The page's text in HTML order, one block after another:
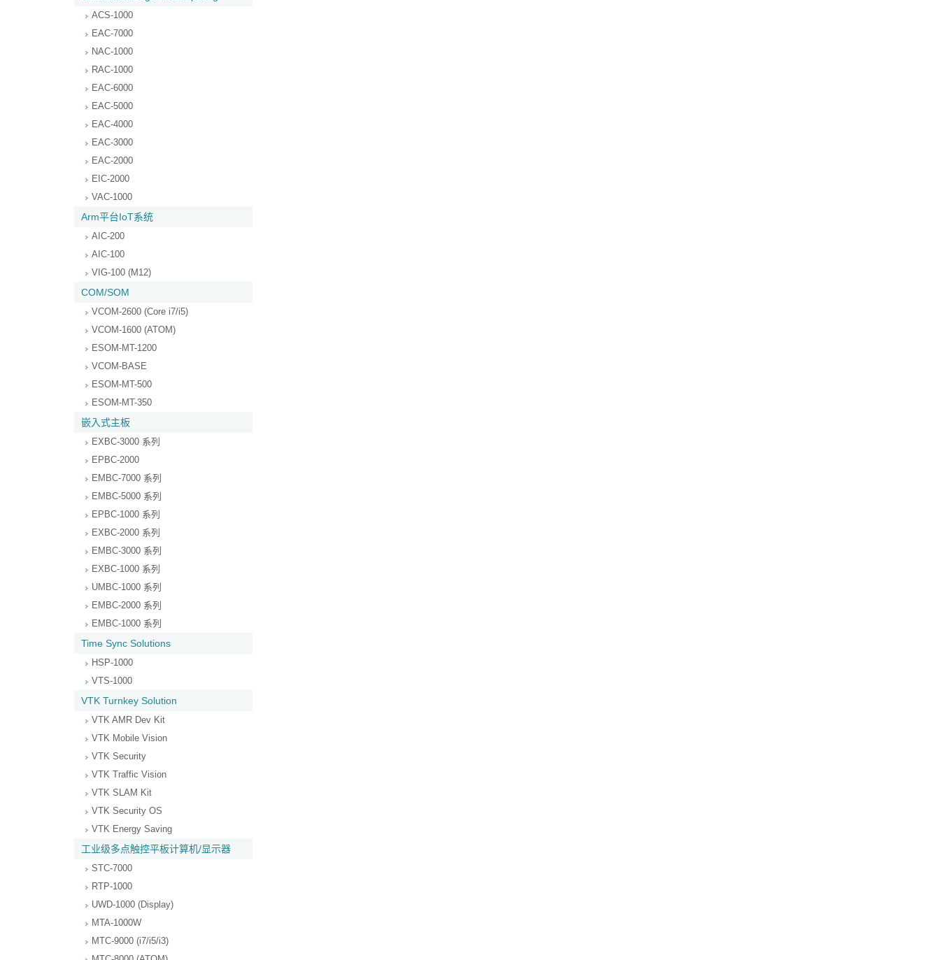
ACS-1000
EAC-7000
NAC-1000
RAC-1000
EAC-6000
EAC-5000
EAC-4000
EAC-3000
EAC-2000
EIC-2000
VAC-1000
Arm平台IoT系统
AIC-200
AIC-100
VIG-100 (M12)
COM/SOM
VCOM-2600 (Core i7/i5)
VCOM-1600 (ATOM)
ESOM-MT-1200
VCOM-BASE
ESOM-MT-500
ESOM-MT-350
嵌入式主板
EXBC-3000 系列
EPBC-2000
EMBC-7000 系列
EMBC-5000 系列
EPBC-1000 系列
EXBC-2000 系列
EMBC-3000 系列
EXBC-1000 系列
UMBC-1000 系列
EMBC-2000 系列
EMBC-1000 系列
Time Sync Solutions
HSP-1000
VTS-1000
VTK Turnkey Solution
VTK AMR Dev Kit
VTK Mobile Vision
VTK Security
VTK Traffic Vision
VTK SLAM Kit
VTK Security OS
VTK Energy Saving
工业级多点触控平板计算机/显示器
STC-7000
RTP-1000
UWD-1000 (Display)
MTA-1000W
MTC-9000 (i7/i5/i3)